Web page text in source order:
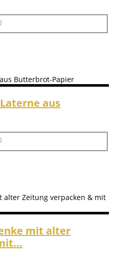
aus
mit alter